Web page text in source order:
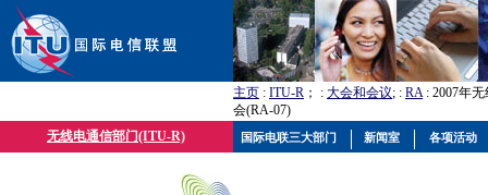
主页 : ITU-R ； : 大会和会议; : RA: 2007年
会(RA-07)
无线电通信部门(ITU-R)
国际电联三大部门 新闻室 各项活动